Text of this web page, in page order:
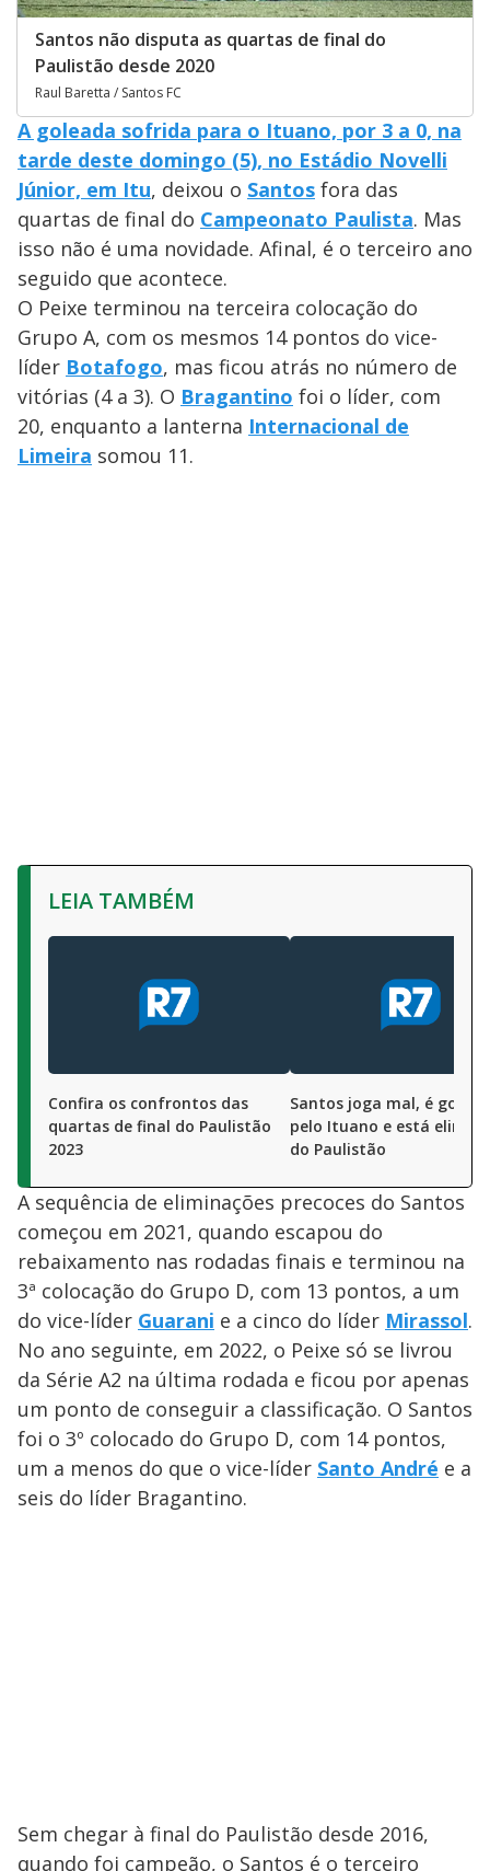
Santos não disputa as quartas de final do
Paulistão desde 2020
Raul Baretta / Santos FC
A goleada sofrida para o Ituano, por 3 a 0, na
tarde deste domingo (5), no Estádio Novelli
Júnior, em Itu, deixou o Santos fora das
quartas de final do Campeonato Paulista. Mas
isso não é uma novidade. Afinal, é o terceiro ano
seguido que acontece.
O Peixe terminou na terceira colocação do
Grupo A, com os mesmos 14 pontos do vice-
líder Botafogo, mas ficou atrás no número de
vitórias (4 a 3). O Bragantino foi o líder, com
20, enquanto a lanterna Internacional de
Limeira somou 11.
LEIA TAMBÉM
Confira os confrontos das
quartas de final do Paulistão
2023
Santos joga mal, é
pelo Ituano e está
do Paulistão
A sequência de eliminações precoces do Santos
começou em 2021, quando escapou do
rebaixamento nas rodadas finais e terminou na
3ª colocação do Grupo D, com 13 pontos, a um
do vice-líder Guarani e a cinco do líder Mirassol.
No ano seguinte, em 2022, o Peixe só se livrou
da Série A2 na última rodada e ficou por apenas
um ponto de conseguir a classificação. O Santos
foi o 3º colocado do Grupo D, com 14 pontos,
um a menos do que o vice-líder Santo André e a
seis do líder Bragantino.
Sem chegar à final do Paulistão desde 2016,
quando foi campeão, o Santos é o terceiro